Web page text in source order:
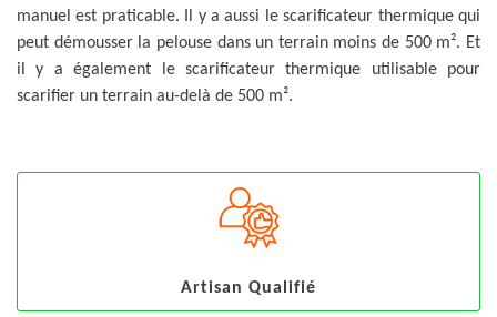
manuel est praticable. Il y a aussi le scarificateur thermique qui
peut démousser la pelouse dans un terrain moins de 500 m². Et
il y a également le scarificateur thermique utilisable pour
scarifier un terrain au-delà de 500 m².
Artisan Qualifié